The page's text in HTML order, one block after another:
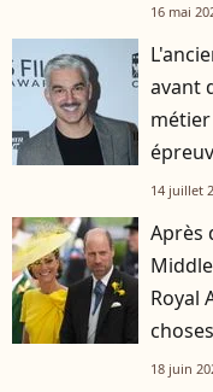
16 mai
avant
14 juillet
Après
Royal
18 juin